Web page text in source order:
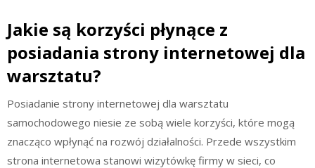
Jakie są korzyści płynące z
posiadania strony internetowej dla
warsztatu?
Posiadanie strony internetowej dla warsztatu
samochodowego niesie ze sobą wiele korzyści, które mogą
znacząco wpłynąć na rozwój działalności. Przede wszystkim
strona internetowa stanowi wizytówkę firmy w sieci, co